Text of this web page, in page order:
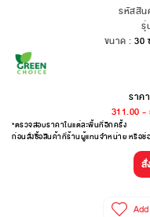
รหัสสิน
รุ่
ขนาด : 30
ราค
311.00 -
*ตรวจสอบราคาในแต่ละพื้นที่อีกครั้ง
ก่อนสั่งซื้อสินค้าที่ร้านผู้แทนจำหน่าย หรือช่
สั่